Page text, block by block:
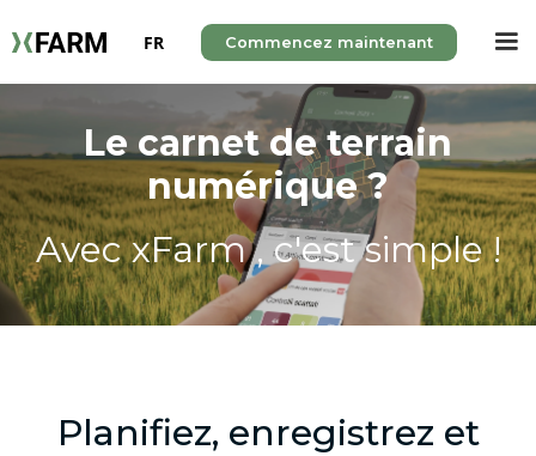
FR Commencez maintenant
Le carnet de terrain
numérique ?
Avec xFarm , c'est simple !
Planifiez, enregistrez et